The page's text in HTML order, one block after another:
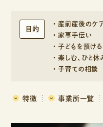
特徴 事業所一覧
目的
産前産後のケ
家事手伝い
子どもを預ける
楽しむ、ひと休
子育ての相談